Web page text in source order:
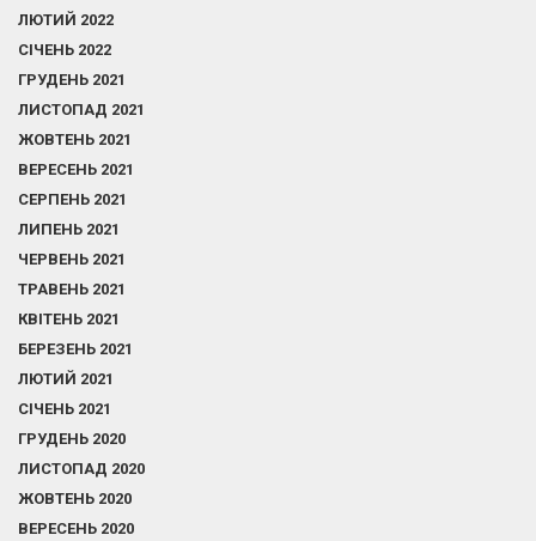
ЛЮТИЙ 2022
СІЧЕНЬ 2022
ГРУДЕНЬ 2021
ЛИСТОПАД 2021
ЖОВТЕНЬ 2021
ВЕРЕСЕНЬ 2021
СЕРПЕНЬ 2021
ЛИПЕНЬ 2021
ЧЕРВЕНЬ 2021
ТРАВЕНЬ 2021
КВІТЕНЬ 2021
БЕРЕЗЕНЬ 2021
ЛЮТИЙ 2021
СІЧЕНЬ 2021
ГРУДЕНЬ 2020
ЛИСТОПАД 2020
ЖОВТЕНЬ 2020
ВЕРЕСЕНЬ 2020